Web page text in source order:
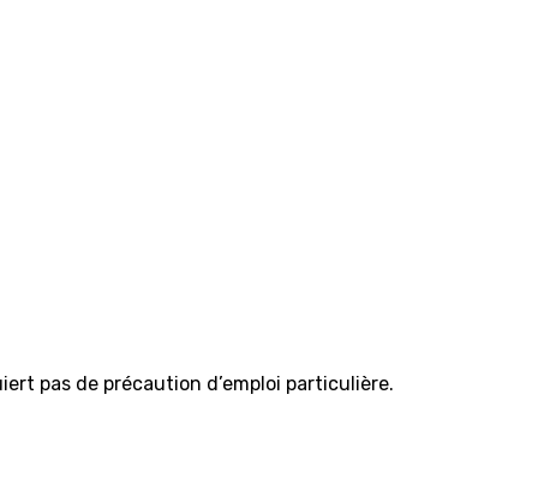
pas de précaution d’emploi particulière.